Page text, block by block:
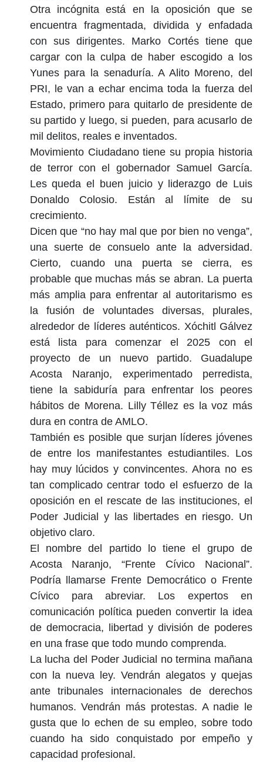
Otra incógnita está en la oposición que se
encuentra fragmentada, dividida y enfadada
con sus dirigentes. Marko Cortés tiene que
cargar con la culpa de haber escogido a los
Yunes para la senaduría. A Alito Moreno, del
PRI, le van a echar encima toda la fuerza del
Estado, primero para quitarlo de presidente de
su partido y luego, si pueden, para acusarlo de
mil delitos, reales e inventados.
Movimiento Ciudadano tiene su propia historia
de terror con el gobernador Samuel García.
Les queda el buen juicio y liderazgo de Luis
Donaldo Colosio. Están al límite de su
crecimiento.
Dicen que “no hay mal que por bien no venga”,
una suerte de consuelo ante la adversidad.
Cierto, cuando una puerta se cierra, es
probable que muchas más se abran. La puerta
más amplia para enfrentar al autoritarismo es
la fusión de voluntades diversas, plurales,
alrededor de líderes auténticos. Xóchitl Gálvez
está lista para comenzar el 2025 con el
proyecto de un nuevo partido. Guadalupe
Acosta Naranjo, experimentado perredista,
tiene la sabiduría para enfrentar los peores
hábitos de Morena. Lilly Téllez es la voz más
dura en contra de AMLO.
También es posible que surjan líderes jóvenes
de entre los manifestantes estudiantiles. Los
hay muy lúcidos y convincentes. Ahora no es
tan complicado centrar todo el esfuerzo de la
oposición en el rescate de las instituciones, el
Poder Judicial y las libertades en riesgo. Un
objetivo claro.
El nombre del partido lo tiene el grupo de
Acosta Naranjo, “Frente Cívico Nacional”.
Podría llamarse Frente Democrático o Frente
Cívico para abreviar. Los expertos en
comunicación política pueden convertir la idea
de democracia, libertad y división de poderes
en una frase que todo mundo comprenda.
La lucha del Poder Judicial no termina mañana
con la nueva ley. Vendrán alegatos y quejas
ante tribunales internacionales de derechos
humanos. Vendrán más protestas. A nadie le
gusta que lo echen de su empleo, sobre todo
cuando ha sido conquistado por empeño y
capacidad profesional.